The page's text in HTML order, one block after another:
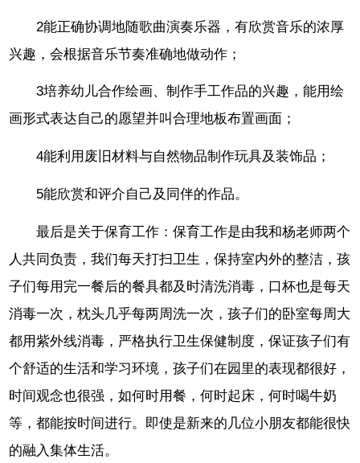
2能正确协调地随歌曲演奏乐器，有欣赏音乐的浓厚
兴趣，会根据音乐节奏准确地做动作；
3培养幼儿合作绘画、制作手工作品的兴趣，能用绘
画形式表达自己的愿望并叫合理地板布置画面；
4能利用废旧材料与自然物品制作玩具及装饰品；
5能欣赏和评介自己及同伴的作品。
最后是关于保育工作：保育工作是由我和杨老师两个
人共同负责，我们每天打扫卫生，保持室内外的整洁，孩
子们每用完一餐后的餐具都及时清洗消毒，口杯也是每天
消毒一次，枕头几乎每两周洗一次，孩子们的卧室每周大
都用紫外线消毒，严格执行卫生保健制度，保证孩子们有
个舒适的生活和学习环境，孩子们在园里的表现都很好，
时间观念也很强，如何时用餐，何时起床，何时喝牛奶
等，都能按时间进行。即使是新来的几位小朋友都能很快
的融入集体生活。